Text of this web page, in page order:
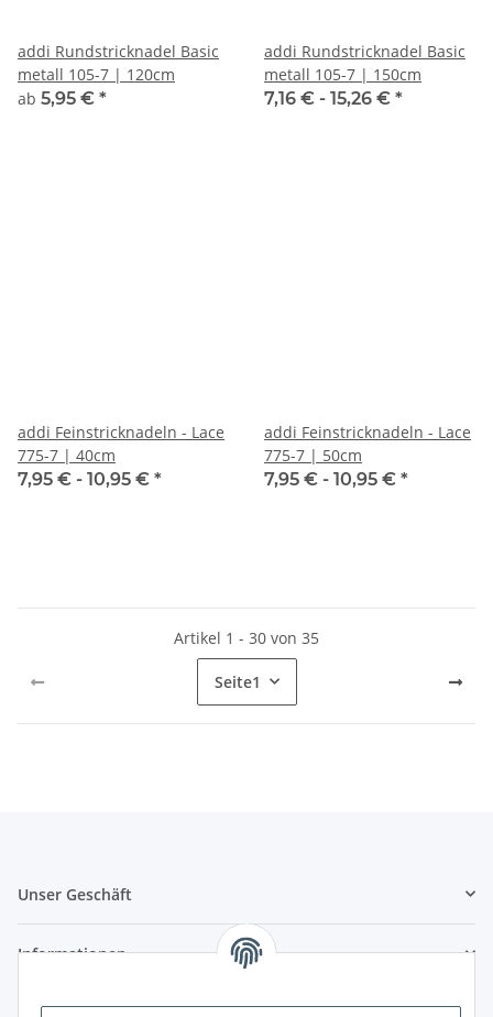
addi Rundstricknadel Basic
metall 105-7 | 120cm
ab 5,95 € *
addi Rundstricknadel Basic
metall 105-7 | 150cm
7,16 € - 15,26 € *
addi Feinstricknadeln - Lace
775-7 | 40cm
7,95 € - 10,95 € *
addi Feinstricknadeln - Lace
775-7 | 50cm
7,95 € - 10,95 € *
Artikel 1 - 30 von 35
Seite1
Unser Geschäft
Informationen
Zahlungsmöglichkeiten